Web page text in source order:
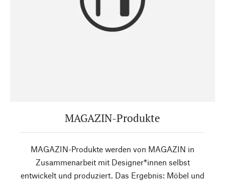
MAGAZIN-Produkte
MAGAZIN-Produkte werden von MAGAZIN in
Zusammenarbeit mit Designer*innen selbst
entwickelt und produziert. Das Ergebnis: Möbel und